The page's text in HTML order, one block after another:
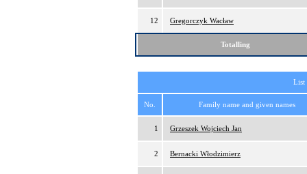
12 Gregorczyk Wacław
Totalling
List
No. Family name and given names
1 Grzeszek Wojciech Jan
2 Bernacki Włodzimierz